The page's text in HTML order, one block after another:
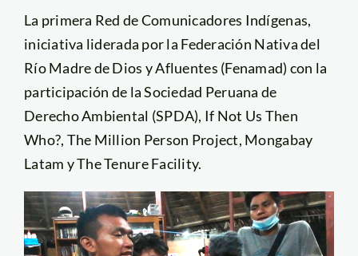
La primera Red de Comunicadores Indígenas,
iniciativa liderada por la Federación Nativa del
Río Madre de Dios y Afluentes (Fenamad) con la
participación de la Sociedad Peruana de
Derecho Ambiental (SPDA), If Not Us Then
Who?, The Million Person Project, Mongabay
Latam y The Tenure Facility.